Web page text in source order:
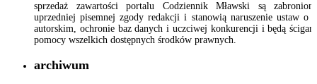
sprzedaż zawartości portalu Codziennik Mławski są
uprzedniej pisemnej zgody redakcji i stanowią naruszenie ustaw o
autorskim, ochronie baz danych i uczciwej konkurencji i będą
pomocy wszelkich dostępnych środków prawnych.
archiwum